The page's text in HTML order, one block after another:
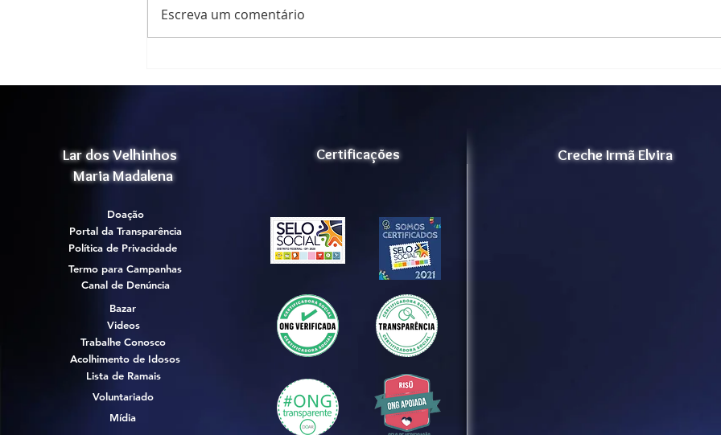
Relatório de Atividade
Escreva um comentário
Lar dos Velhinhos
Maria Madalena
Doação
Portal da Transparência
Política de Privacidade
Termo para Campanhas
Canal de Denúncia
Bazar
Videos
Trabalhe Conosco
Acolhimento de Idosos
Lista de Ramais
Voluntariado
Mídia
Certificações Creche Irmã Elvira